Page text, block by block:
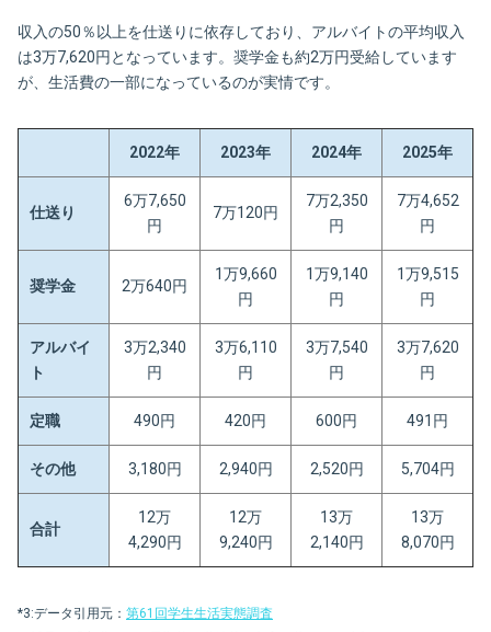
収入の50％以上を仕送りに依存しており、アルバイトの平均収入
は3万7,620円となっています。奨学金も約2万円受給しています
が、生活費の一部になっているのが実情です。
2022年 2023年 2024年 2025年
仕送り
6万7,650
円
7万120円
7万2,350
円
7万4,652
円
奨学金 2万640円
1万9,660
円
1万9,140
円
1万9,515
円
アルバイ
ト
3万2,340
円
3万6,110
円
3万7,540
円
3万7,620
円
定職 490円 420円 600円 491円
その他 3,180円 2,940円 2,520円 5,704円
合計
12万
4,290円
12万
9,240円
13万
2,140円
13万
8,070円
*3:データ引用元： 第61回学生生活実態調査